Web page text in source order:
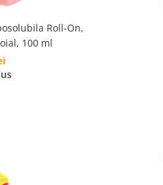
Roll-On,
100 ml